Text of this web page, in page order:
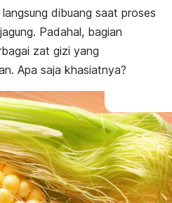
dibuang saat proses
Padahal, bagian
zat gizi yang
Apa saja khasiatnya?